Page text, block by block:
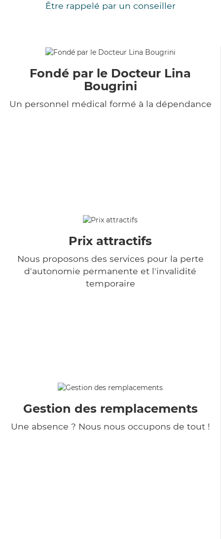
Être rappelé par un conseiller
Fondé par le Docteur Lina
Bougrini
Un personnel médical formé à la dépendance
Prix attractifs
Nous proposons des services pour la perte
d'autonomie permanente et l'invalidité
temporaire
Gestion des remplacements
Une absence ? Nous nous occupons de tout !